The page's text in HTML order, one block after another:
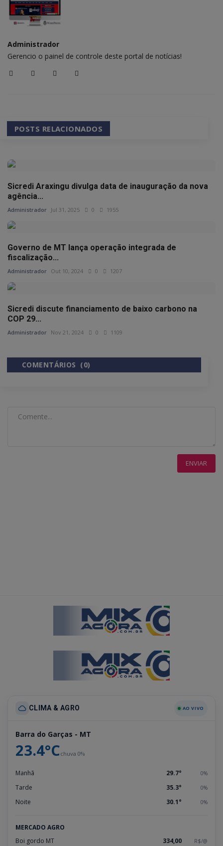
Administrador
Gerencio o painel de controle deste portal de notícias!
POSTS RELACIONADOS
Sicredi Araxingu divulga data de inauguração da nova
agência...
Administrador Jul 31, 2025 0 1955
Governo de MT lança operação integrada de
fiscalização...
Administrador Out 10, 2024 0 1207
Sicredi discute financiamento de baixo carbono na
COP 29...
Administrador Nov 21, 2024 0 1109
COMENTÁRIOS (0)
ENVIAR
CLIMA & AGRO AO VIVO
Barra do Garças - MT
23.4°Cchuva 0%
Manhã 29.7° 0%
Tarde 35.3° 0%
Noite 30.1° 0%
MERCADO AGRO
Boi gordo MT
334,00 R$/@